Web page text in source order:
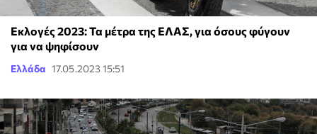
Εκλογές 2023: Τα μέτρα της ΕΛΑΣ, για όσους φύγουν
για να ψηφίσουν
Ελλάδα 17.05.2023 15:51